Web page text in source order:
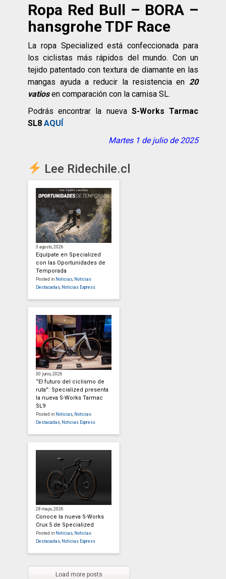
Ropa Red Bull – BORA –
hansgrohe TDF Race
La ropa Specialized está confeccionada para
los ciclistas más rápidos del mundo. Con un
tejido patentado con textura de diamante en las
mangas ayuda a reducir la resistencia en 20
vatiosen comparación con la camisa SL.
Podrás encontrar la nueva S-Works Tarmac
SL8 AQUÍ
Martes 1 de julio de 2025
Lee Ridechile.cl
3 agosto, 2026
Equípate en Specialized
con las Oportunidades de
Temporada
Posted in Noticias, Noticias
Destacadas, Noticias Express
30 junio, 2026
“El futuro del ciclismo de
ruta”: Specialized presenta
la nueva S-Works Tarmac
SL9
Posted in Noticias, Noticias
Destacadas, Noticias Express
28 mayo, 2026
Conoce la nueva S-Works
Crux 5 de Specialized
Posted in Noticias, Noticias
Destacadas, Noticias Express
Load more posts